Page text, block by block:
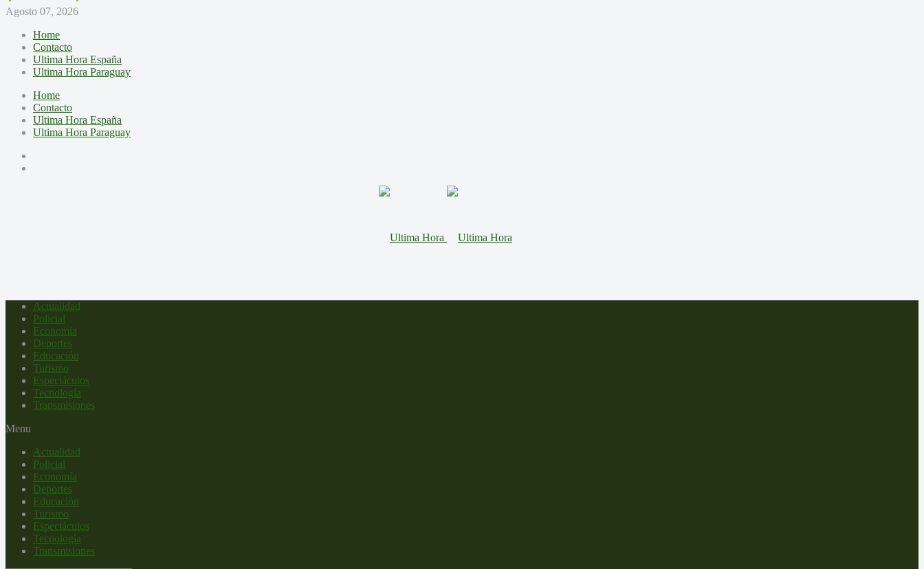
Agosto 07, 2026
Home
Contacto
Ultima Hora España
Ultima Hora Paraguay
Home
Contacto
Ultima Hora España
Ultima Hora Paraguay
Actualidad
Policial
Economía
Deportes
Educación
Turismo
Espectáculos
Tecnología
Transmisiones
Menu
Actualidad
Policial
Economía
Deportes
Educación
Turismo
Espectáculos
Tecnología
Transmisiones